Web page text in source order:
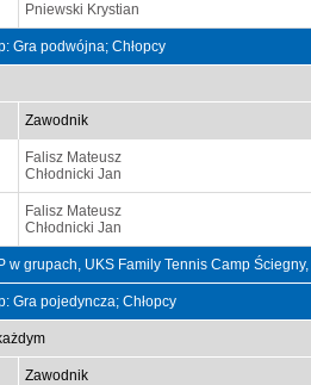
Pniewski Krystian
Gra podwójna; Chłopcy
Zawodnik
Falisz Mateusz
Chłodnicki Jan
Falisz Mateusz
Chłodnicki Jan
w grupach, UKS Family Tennis Camp
Gra pojedyncza; Chłopcy
Zawodnik